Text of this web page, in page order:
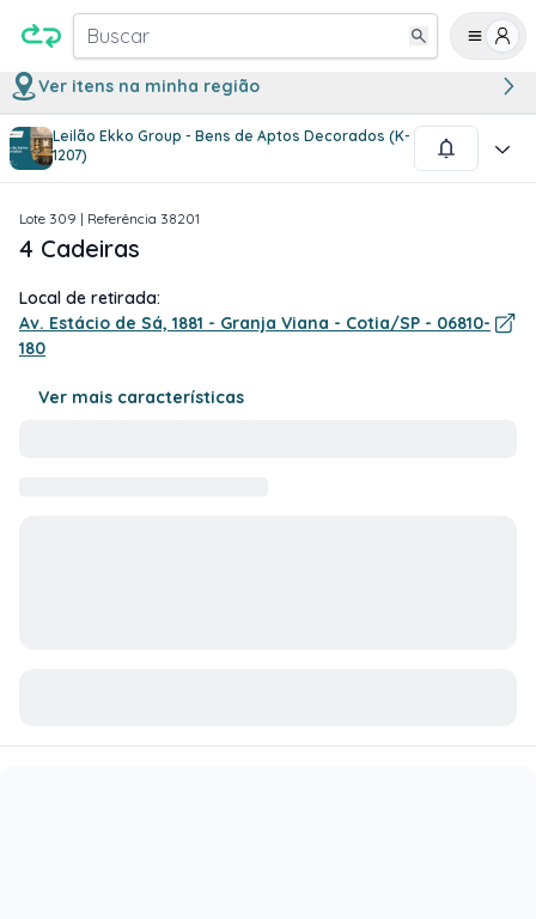
Buscar
Ver itens na minha região
Leilão Ekko Group - Bens de Aptos Decorados (K-
1207)
1/1
Lote 309 | Referência 38201
4 Cadeiras
Local de retirada:
Av. Estácio de Sá, 1881 - Granja Viana - Cotia/SP - 06810-
180
Ver mais características